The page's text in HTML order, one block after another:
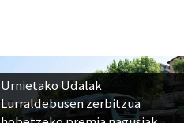
Urnietako Udalak
Lurraldebusen zerbitzua